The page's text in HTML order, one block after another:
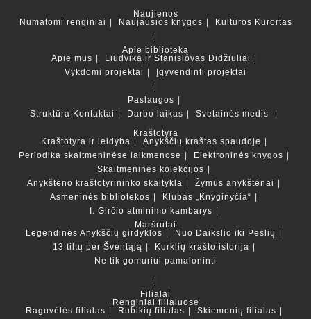
Naujienos
Numatomi renginiai
Naujausios knygos Kultūros Kurortas
Apie biblioteką
Apie mus
Liudvika ir Stanislovas Didžiuliai
Vykdomi projektai
Įgyvendinti projektai
Paslaugos
Struktūra Kontaktai Darbo laikas
Svetainės medis
Kraštotyra
Kraštotyra ir leidyba
Anykščių kraštas spaudoje
Periodika skaitmeninėse laikmenose
Elektroninės knygos
Skaitmeninės kolekcijos
Anykštėno kraštotyrininko skaitykla
Žymūs anykštėnai
Asmeninės bibliotekos
Klubas „Knyginyčia“
I. Girčio atminimo kambarys
Maršrutai
Legendinės Anykščių girdyklos
Nuo Daikslio iki Peslių
13 tiltų per Šventąją
Kurklių krašto istorija
Ne tik gomuriui pamaloninti
Filialai
Renginiai filialuose
Raguvėlės filialas
Rubikių filialas
Skiemonių filialas